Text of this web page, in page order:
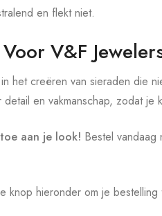
en flekt niet.
V&F
het creëren van sieraden die
en vakmanschap, zodat je
aan je look! Bestel
knop hieronder om je